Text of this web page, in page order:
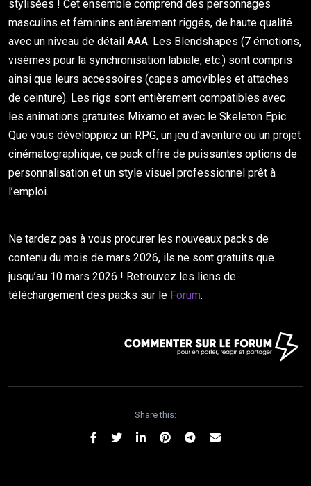
stylisées ! Cet ensemble comprend des personnages
masculins et féminins entièrement riggés, de haute qualité
avec un niveau de détail AAA. Les Blendshapes (7 émotions,
visèmes pour la synchronisation labiale, etc.) sont compris
ainsi que leurs accessoires (capes amovibles et attaches
de ceinture). Les rigs sont entièrement compatibles avec
les animations gratuites Mixamo et avec le Skeleton Epic.
Que vous développiez un RPG, un jeu d’aventure ou un projet
cinématographique, ce pack offre de puissantes options de
personnalisation et un style visuel professionnel prêt à
l’emploi.
Ne tardez pas à vous procurer les nouveaux packs de
contenu du mois de mars 2026, ils ne sont gratuits que
jusqu’au 10 mars 2026 ! Retrouvez les liens de
téléchargement des packs sur le Forum.
Share this: